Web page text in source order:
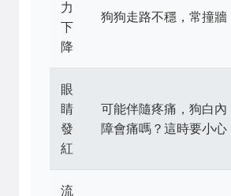
力
下
降
狗狗走路不穩，常撞牆
眼
睛
發
紅
可能伴隨疼痛，狗白內
障會痛嗎？這時要小心
流